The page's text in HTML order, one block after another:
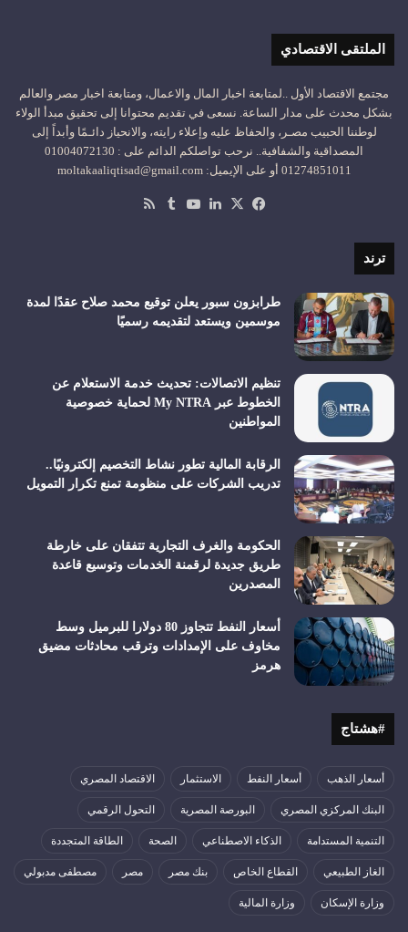
الملتقى الاقتصادي
مجتمع الاقتصاد الأول ..لمتابعة اخبار المال والاعمال، ومتابعة اخبار مصر والعالم
بشكل محدث على مدار الساعة. نسعى في تقديم محتوانا إلى تحقيق مبدأ الولاء
لوطننا الحبيب مصـر، والحفاظ عليه وإعلاء رايته، والانحياز دائـمًا وأبداً إلى
المصداقية والشفافية.. نرحب تواصلكم الدائم على : 01004072130
01274851011 أو على الإيميل: moltakaaliqtisad@gmail.com
فيسبوك
‫X لينكدإن‫YouTube
ترند
طرابزون سبور يعلن توقيع محمد صلاح عقدًا لمدة
موسمين ويستعد لتقديمه رسميًا
تنظيم الاتصالات: تحديث خدمة الاستعلام عن
الخطوط عبر My NTRA لحماية خصوصية
المواطنين
الرقابة المالية تطور نشاط التخصيم إلكترونيًا..
تدريب الشركات على منظومة تمنع تكرار التمويل
الحكومة والغرف التجارية تتفقان على خارطة
طريق جديدة لرقمنة الخدمات وتوسيع قاعدة
المصدرين
أسعار النفط تتجاوز 80 دولارا للبرميل وسط
مخاوف على الإمدادات وترقب محادثات مضيق
هرمز
#هشتاج
أسعار الذهب أسعار النفط الاستثمار الاقتصاد المصري
البنك المركزي المصري البورصة المصرية التحول الرقمي
التنمية المستدامة الذكاء الاصطناعي الصحة الطاقة المتجددة
الغاز الطبيعي القطاع الخاص بنك مصر مصر مصطفى مدبولي
وزارة الإسكان وزارة المالية